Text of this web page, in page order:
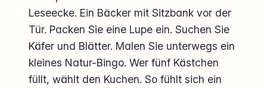
Leseecke. Ein Bäcker mit Sitzbank vor der
Tür. Packen Sie eine Lupe ein. Suchen Sie
Käfer und Blätter. Malen Sie unterwegs ein
kleines Natur-Bingo. Wer fünf Kästchen
füllt, wählt den Kuchen. So fühlt sich ein